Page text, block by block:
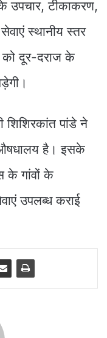
उपचार, टीकाकरण,
स्थानीय स्तर
को दूर-दराज के
शिशिरकांत पांडे ने
है। इसके
के गांवों के
उपलब्ध कराई